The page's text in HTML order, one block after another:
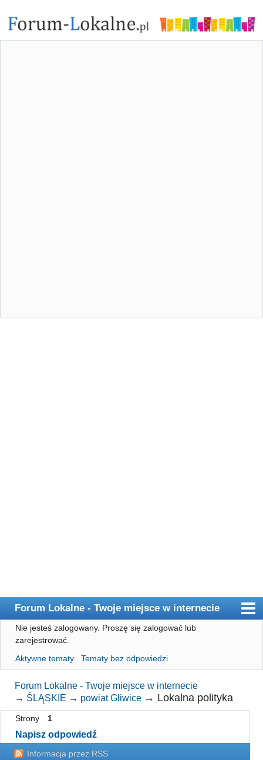
Forum Lokalne - Twoje miejsce w internecie
Główna
Użytkownicy
Rejestracja
Logowanie
Nie jesteś zalogowany. Proszę się zalogować lub
zarejestrować.
Aktywne tematy
Tematy bez odpowiedzi
Forum Lokalne - Twoje miejsce w internecie
→ ŚLĄSKIE → powiat Gliwice → Lokalna polityka
Strony 1
Napisz odpowiedź
Informacja przez RSS